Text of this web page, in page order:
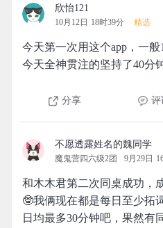
欣怡121
10月12日 18时39分 精选
今天第一次用这个app，一
今天全神贯注的坚持了40分
分享 评
不愿透露姓名的魏同学
魔鬼营四六级2团 9月29日
和木木君第二次同桌成功，
🤓我俩现在都是每日至少拓
日均最多30分钟吧，果然有